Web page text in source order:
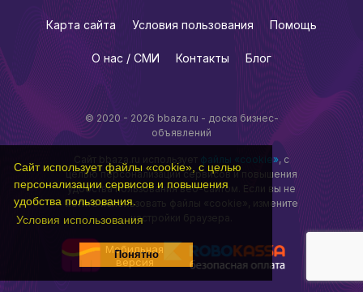
Сайт использует файлы «cookie», с целью
персонализации сервисов и повышения
удобства пользования.
Условия использования
Понятно
© 2020 - 2026 bbaza.ru - доска бизнес-
объявлений
Сайт bbaza.ru использует файлы «cookie», с
целью персонализации сервисов и повышения
удобства пользования веб-сайтом. Если вы не
хотите использовать файлы «cookie», измените
настройки браузера.
Мобильная
версия
Карта сайта Условия пользования Помощь
О нас / СМИ Контакты Блог